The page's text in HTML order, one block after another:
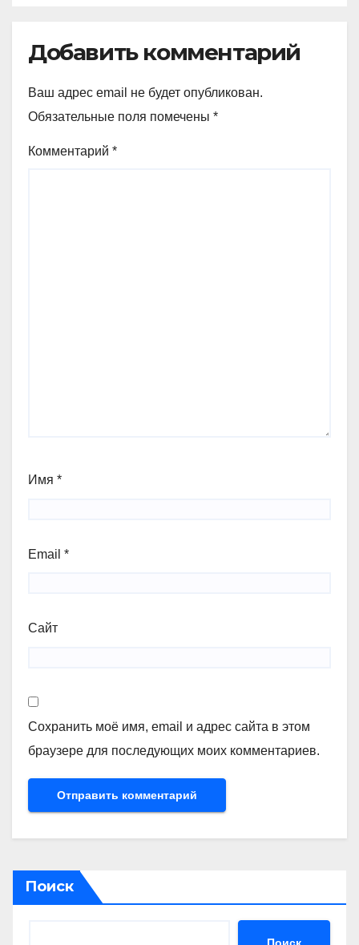
Добавить комментарий
Ваш адрес email не будет опубликован.
Обязательные поля помечены *
Комментарий *
Имя *
Email *
Сайт
Сохранить моё имя, email и адрес сайта в этом
браузере для последующих моих комментариев.
Поиск
Поиск